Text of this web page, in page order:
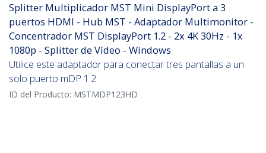
Splitter Multiplicador MST Mini DisplayPort a 3
puertos HDMI - Hub MST - Adaptador Multimonitor -
Concentrador MST DisplayPort 1.2 - 2x 4K 30Hz - 1x
1080p - Splitter de Vídeo - Windows
Utilice este adaptador para conectar tres pantallas a un
solo puerto mDP 1.2
ID del Producto: MSTMDP123HD